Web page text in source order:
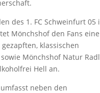
des 1. FC Schweinfurt 05
Mönchshof den Fans eine
klassischen
Mönchshof Natur
Hell an.
neben den